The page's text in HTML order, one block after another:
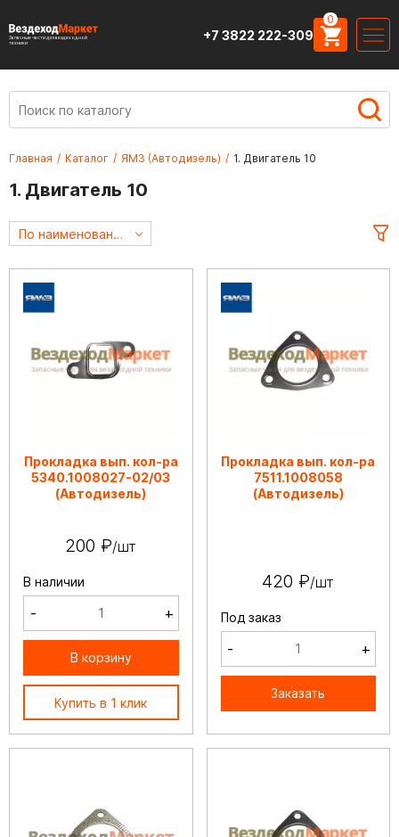
Запасные части для вездеходной
техники
+7 3822 222-309
0
Главная / Каталог / ЯМЗ (Автодизель) / 1. Двигатель 10
1. Двигатель 10
По наименованию А->Я
Прокладка вып. кол-ра
5340.1008027-02/03
(Автодизель)
200 ₽/шт
В наличии
- +
В корзину
Купить в 1 клик
Прокладка вып. кол-ра
7511.1008058
(Автодизель)
420 ₽/шт
Под заказ
- +
Заказать